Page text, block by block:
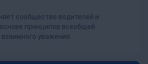
сообщество водителей и
принципов всеобщей
уважения.